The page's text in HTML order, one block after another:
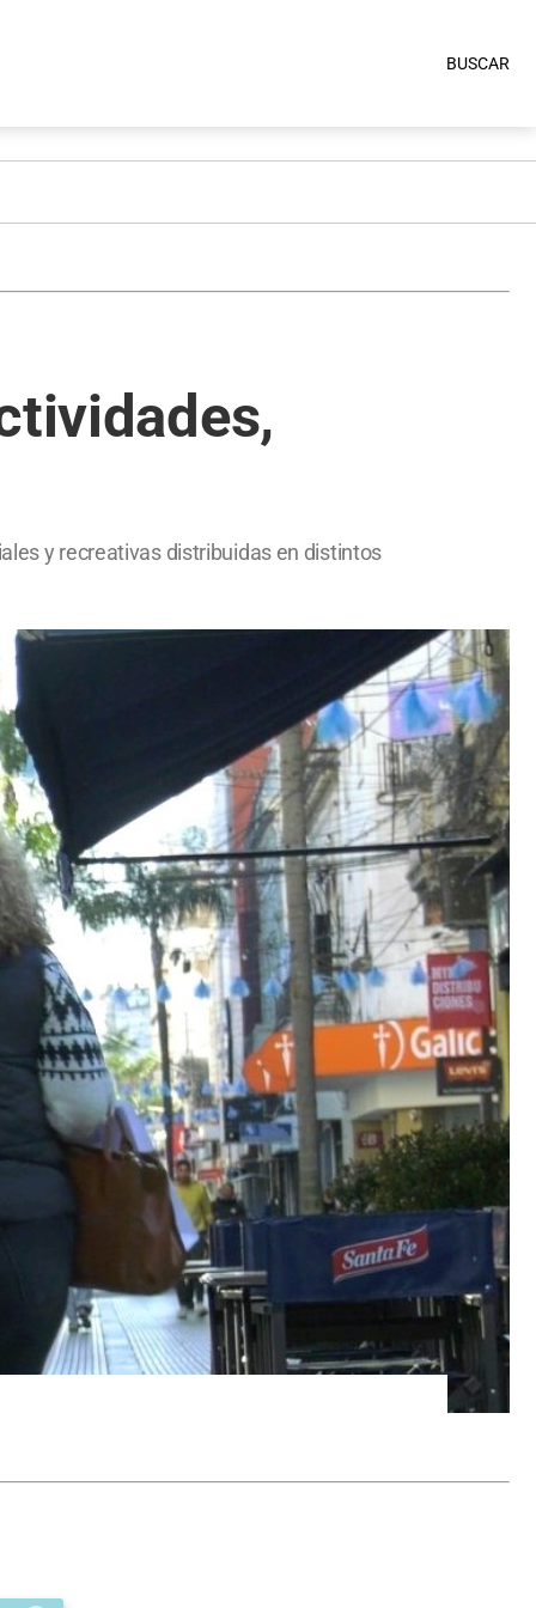
BUSCAR
y recreativas distribuidas en distintos